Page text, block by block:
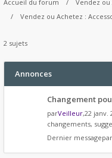
Accueil du forum
Vendez ou
Vendez ou Achetez :
2 sujets
Annonces
Changement
parVeilleur,22 janv.
changements,
Dernier messagepar